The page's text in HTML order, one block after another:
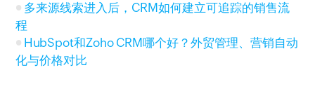
多来源线索进入后，CRM如何建立可追踪的销售流
程
HubSpot和Zoho CRM哪个好？外贸管理、营销自动
化与价格对比